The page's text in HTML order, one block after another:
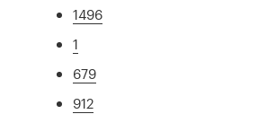
1496
1
679
912